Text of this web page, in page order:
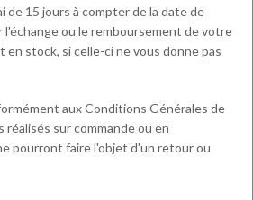
de 15 jours à compter de la date de
l'échange ou le remboursement de votre
en stock, si celle-ci ne vous donne pas
aux Conditions Générales de
sur commande ou en
pourront faire l'objet d'un retour ou